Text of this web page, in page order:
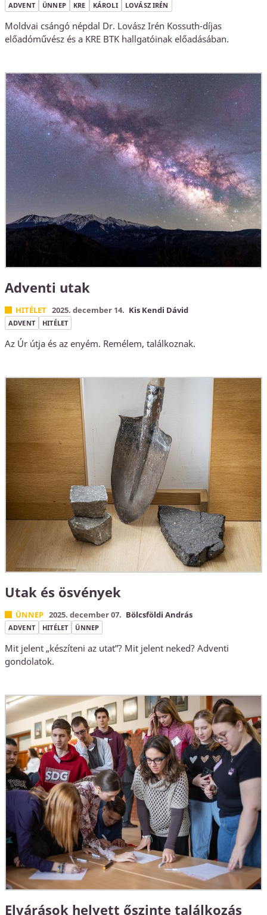
ADVENT ÜNNEP KRE KÁROLI LOVÁSZ IRÉN
Moldvai csángó népdal Dr. Lovász Irén Kossuth-díjas
előadóművész és a KRE BTK hallgatóinak előadásában.
Adventi utak
HITÉLET 2025. december 14. Kis Kendi Dávid
ADVENT HITÉLET
Az Úr útja és az enyém. Remélem, találkoznak.
Utak és ösvények
ÜNNEP 2025. december 07. Bölcsföldi András
ADVENT HITÉLET ÜNNEP
Mit jelent „készíteni az utat”? Mit jelent neked? Adventi
gondolatok.
Elvárások helyett őszinte találkozás